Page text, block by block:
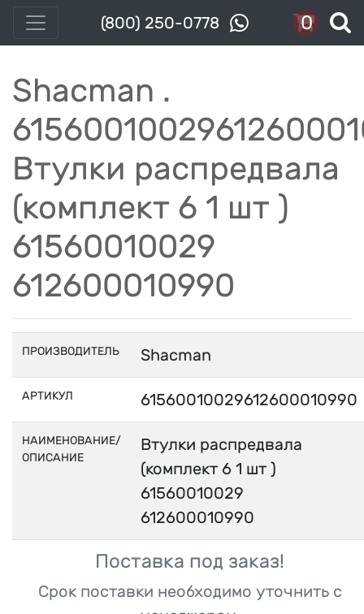
(800) 250-0778 0
Shacman .
Втулки распредвала
(комплект 6 1 шт )
61560010029
612600010990
ПРОИЗВОДИТЕЛЬ Shacman
АРТИКУЛ 61560010029612600010990
НАИМЕНОВАНИЕ/
ОПИСАНИЕ
Втулки распредвала
(комплект 6 1 шт )
61560010029
612600010990
Поставка под заказ!
Срок поставки необходимо уточнить с